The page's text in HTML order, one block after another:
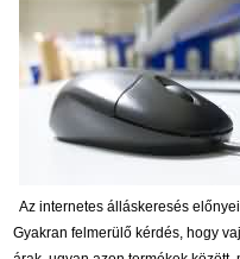
Az internetes álláskeresés előnyei
Gyakran felmerülő kérdés, hogy